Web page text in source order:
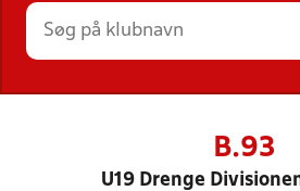
HOLD
B.93
U19 Drenge